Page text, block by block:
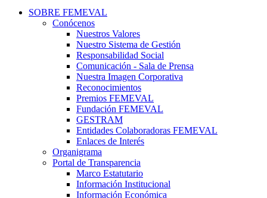
SOBRE FEMEVAL
Conócenos
Nuestros Valores
Nuestro Sistema de Gestión
Responsabilidad Social
Comunicación - Sala de Prensa
Nuestra Imagen Corporativa
Reconocimientos
Premios FEMEVAL
Fundación FEMEVAL
GESTRAM
Entidades Colaboradoras FEMEVAL
Enlaces de Interés
Organigrama
Portal de Transparencia
Marco Estatutario
Información Institucional
Información Económica